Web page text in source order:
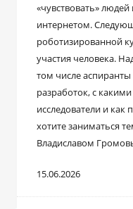
«чувствовать» людей
интернетом.
роботизированной
участия человека.
том числе
разработок, с
исследователи и как
хотите заниматься
Владиславом
15.06.2026